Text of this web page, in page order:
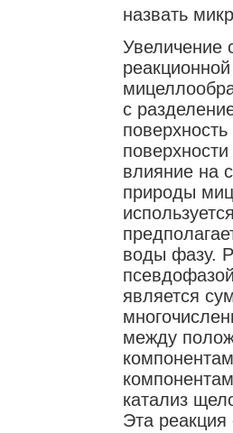
назвать
Увеличение
с
влияние на
природы
воды фазу.
является
между
катализ
Эта